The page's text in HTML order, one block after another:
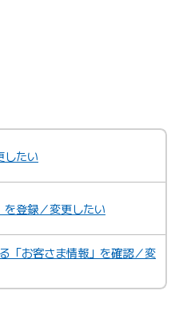
したい
を登録／変更したい
お客さま情報」を確認／変